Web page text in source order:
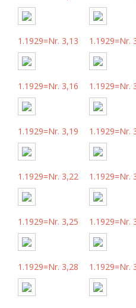
1.1929=Nr. 3,13 1.1929=Nr.
1.1929=Nr. 3,16 1.1929=Nr.
1.1929=Nr. 3,19 1.1929=Nr.
1.1929=Nr. 3,22 1.1929=Nr.
1.1929=Nr. 3,25 1.1929=Nr.
1.1929=Nr. 3,28 1.1929=Nr.